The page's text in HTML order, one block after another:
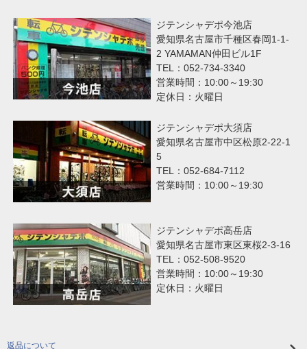
ジテンシャデポ今池店
愛知県名古屋市千種区春岡1-1-
2 YAMAMAN仲田ビル1F
TEL：052-734-3340
営業時間：10:00～19:30
定休日：火曜日
ジテンシャデポ大須店
愛知県名古屋市中区松原2-22-1
5
TEL：052-684-7112
営業時間：10:00～19:30
ジテンシャデポ高岳店
愛知県名古屋市東区東桜2-3-16
TEL：052-508-9520
営業時間：10:00～19:30
定休日：火曜日
返品について